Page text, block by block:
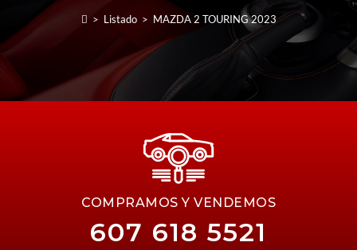
> Listado > MAZDA 2 TOURING 2023
COMPRAMOS Y VENDEMOS
607 618 5521